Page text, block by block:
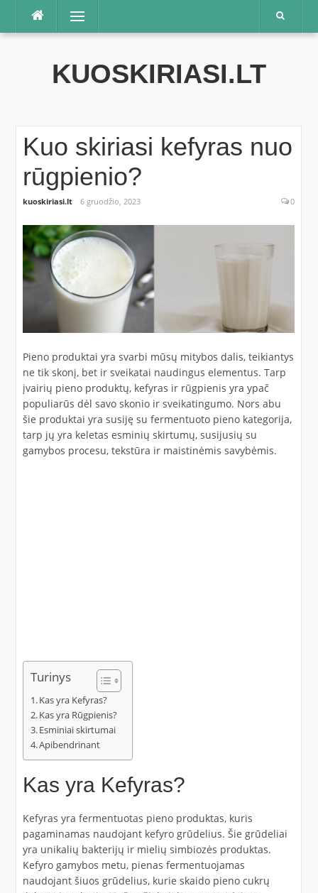
Praleisti
Meniu
KUOSKIRIASI.LT
Kuo skiriasi kefyras nuo
rūgpienio?
kuoskiriasi.lt 6 gruodžio, 2023 0
Pieno produktai yra svarbi mūsų mitybos dalis, teikiantys
ne tik skonį, bet ir sveikatai naudingus elementus. Tarp
įvairių pieno produktų, kefyras ir rūgpienis yra ypač
populiarūs dėl savo skonio ir sveikatingumo. Nors abu
šie produktai yra susiję su fermentuoto pieno kategorija,
tarp jų yra keletas esminių skirtumų, susijusių su
gamybos procesu, tekstūra ir maistinėmis savybėmis.
Turinys
Kas yra Kefyras?
Kas yra Rūgpienis?
Esminiai skirtumai
Apibendrinant
Kas yra Kefyras?
Kefyras yra fermentuotas pieno produktas, kuris
pagaminamas naudojant kefyro grūdelius. Šie grūdeliai
yra unikalių bakterijų ir mielių simbiozės produktas.
Kefyro gamybos metu, pienas fermentuojamas
naudojant šiuos grūdelius, kurie skaido pieno cukrų